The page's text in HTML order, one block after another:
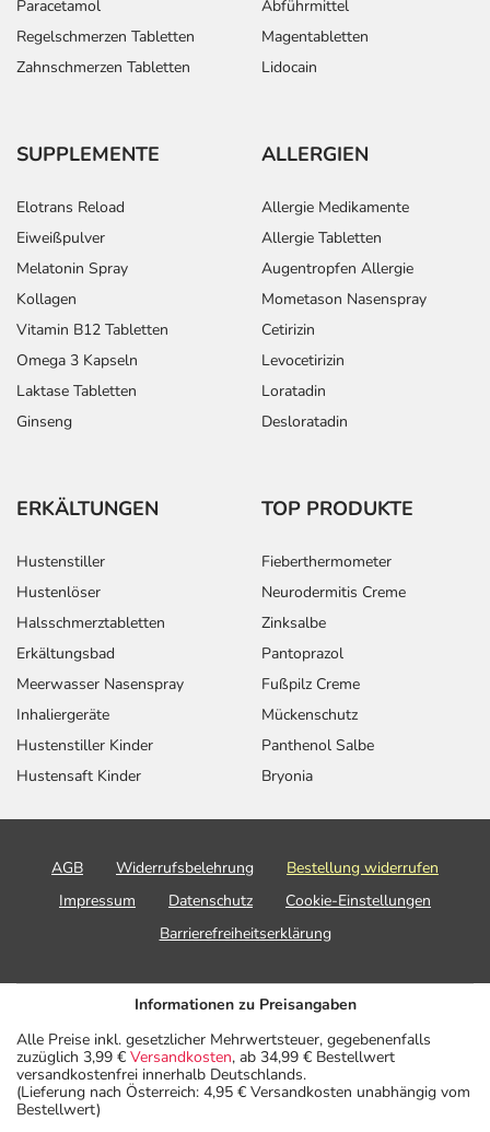
Paracetamol
Regelschmerzen Tabletten
Zahnschmerzen Tabletten
Abführmittel
Magentabletten
Lidocain
SUPPLEMENTE
Elotrans Reload
Eiweißpulver
Melatonin Spray
Kollagen
Vitamin B12 Tabletten
Omega 3 Kapseln
Laktase Tabletten
Ginseng
ALLERGIEN
Allergie Medikamente
Allergie Tabletten
Augentropfen Allergie
Mometason Nasenspray
Cetirizin
Levocetirizin
Loratadin
Desloratadin
ERKÄLTUNGEN
Hustenstiller
Hustenlöser
Halsschmerztabletten
Erkältungsbad
Meerwasser Nasenspray
Inhaliergeräte
Hustenstiller Kinder
Hustensaft Kinder
TOP PRODUKTE
Fieberthermometer
Neurodermitis Creme
Zinksalbe
Pantoprazol
Fußpilz Creme
Mückenschutz
Panthenol Salbe
Bryonia
AGB Widerrufsbelehrung
Bestellung widerrufen
Impressum
Datenschutz
Cookie-Einstellungen
Barrierefreiheitserklärung
Informationen zu Preisangaben
Alle Preise inkl. gesetzlicher Mehrwertsteuer, gegebenenfalls
zuzüglich 3,99 € Versandkosten, ab 34,99 € Bestellwert
versandkostenfrei innerhalb Deutschlands.
(Lieferung nach Österreich: 4,95 € Versandkosten unabhängig vom
Bestellwert)